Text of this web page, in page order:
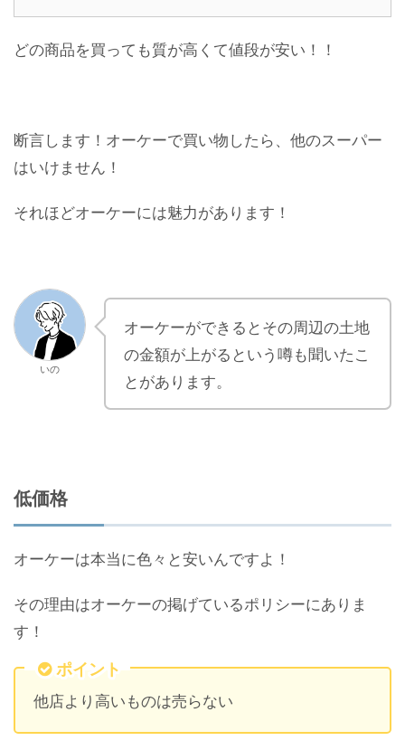
どの商品を買っても質が高くて値段が安い！！
断言します！オーケーで買い物したら、他のスーパー
はいけません！
それほどオーケーには魅力があります！
いの
オーケーができるとその周辺の土地
の金額が上がるという噂も聞いたこ
とがあります。
低価格
オーケーは本当に色々と安いんですよ！
その理由はオーケーの掲げているポリシーにありま
す！
ポイント
他店より高いものは売らない